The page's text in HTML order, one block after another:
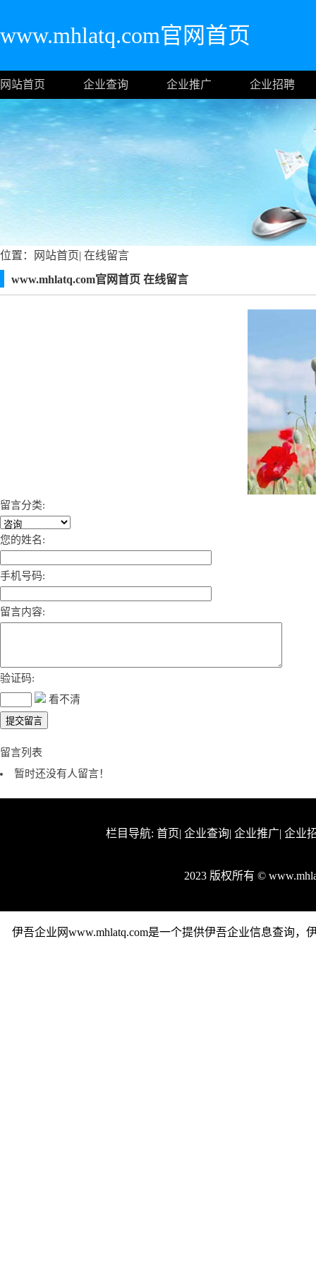
www.mhlatq.com官网首页
网站首页 企业查询 企业推广 企业招聘
位置： 网站首页| 在线留言
www.mhlatq.com官网首页 在线留言
留言分类:
您的姓名:
手机号码:
留言内容:
验证码:
看不清
留言列表
暂时还没有人留言！
栏目导航: 首页| 企业查询| 企业推广| 企业
2023 版权所有 ©
伊吾企业网www.mhlatq.com是一个提供伊吾企业信息查询